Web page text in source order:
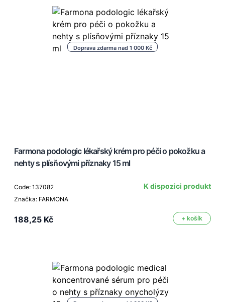
Doprava zdarma nad 1 000 Kč
Farmona podologic lékařský krém pro péči o pokožku a
nehty s plísňovými příznaky 15 ml
Code: 137082
Značka: FARMONA
K dispozici produkt
188,25 Kč + košík